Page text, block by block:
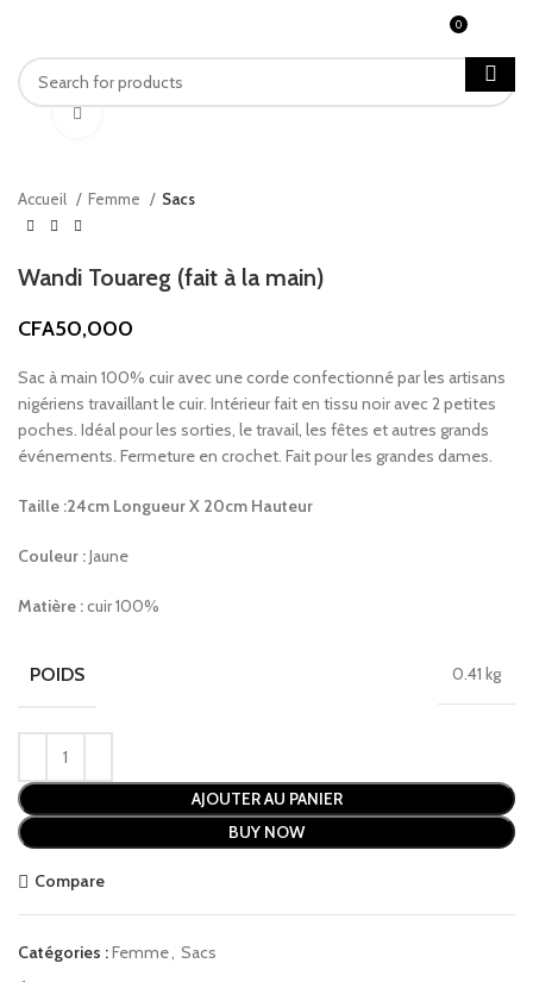
0
Accueil Femme Sacs
Wandi Touareg (fait à la main)
CFA50,000
Sac à main 100% cuir avec une corde confectionné par les artisans
nigériens travaillant le cuir. Intérieur fait en tissu noir avec 2 petites
poches. Idéal pour les sorties, le travail, les fêtes et autres grands
événements. Fermeture en crochet. Fait pour les grandes dames.
Taille :24cm Longueur X 20cm Hauteur
Couleur :Jaune
Matière :cuir 100%
POIDS 0.41 kg
AJOUTER AU PANIER
BUY NOW
Compare
Catégories :Femme Sacs